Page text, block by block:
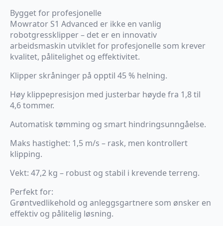
Bygget for profesjonelle
Mowrator S1 Advanced er ikke en vanlig
robotgressklipper – det er en innovativ
arbeidsmaskin utviklet for profesjonelle som krever
kvalitet, pålitelighet og effektivitet.
Klipper skråninger på opptil 45 % helning.
Høy klippepresisjon med justerbar høyde fra 1,8 til
4,6 tommer.
Automatisk tømming og smart hindringsunngåelse.
Maks hastighet: 1,5 m/s – rask, men kontrollert
klipping.
Vekt: 47,2 kg – robust og stabil i krevende terreng.
Perfekt for:
Grøntvedlikehold og anleggsgartnere som ønsker en
effektiv og pålitelig løsning.